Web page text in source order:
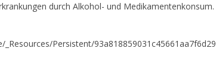
durch Alkohol- und Medikamentenkonsum.
Persistent/